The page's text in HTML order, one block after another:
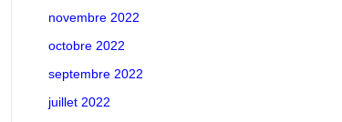
novembre 2022
octobre 2022
septembre 2022
juillet 2022